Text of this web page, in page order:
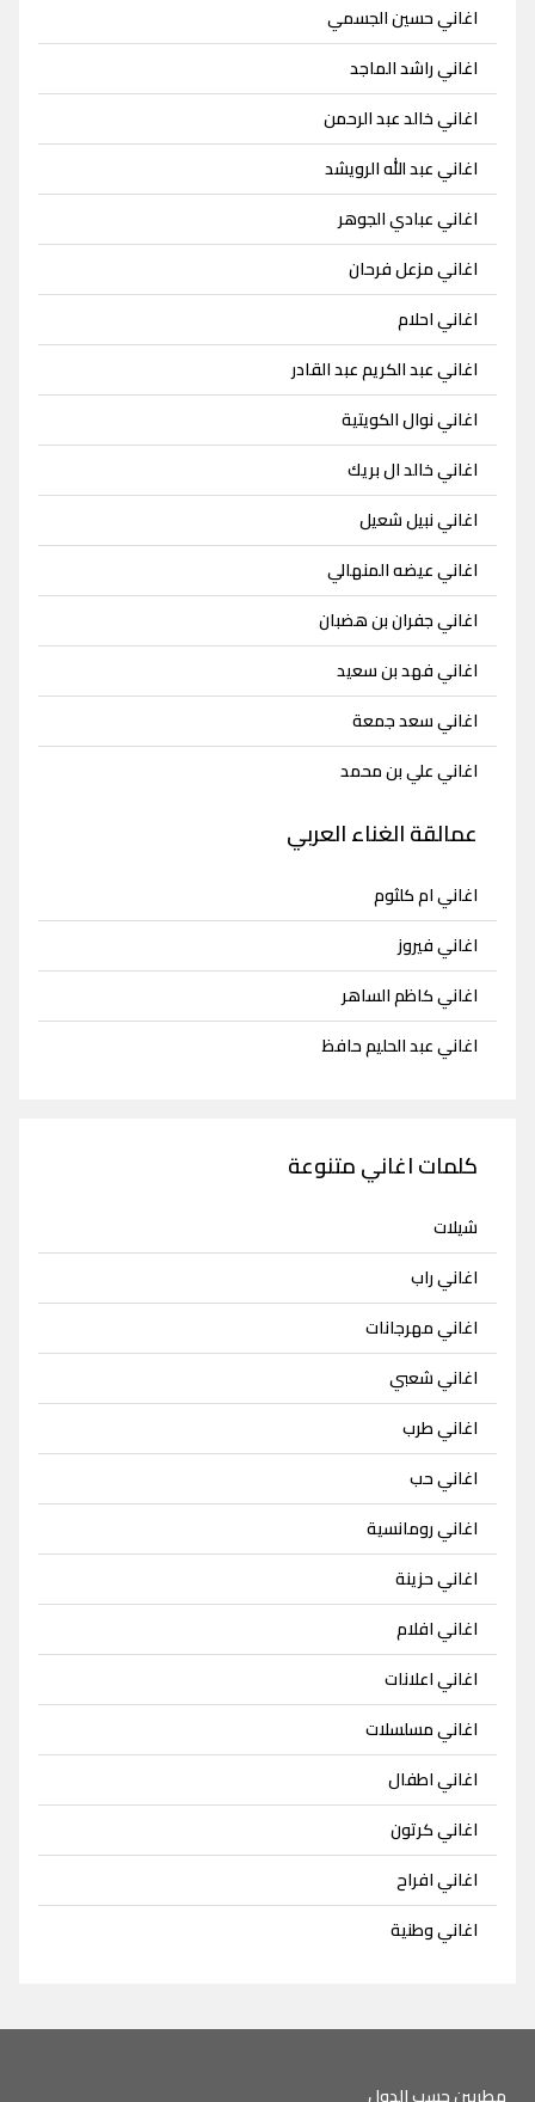
اغاني حسين الجسمي
اغاني راشد الماجد
اغاني خالد عبد الرحمن
اغاني عبد الله الرويشد
اغاني عبادي الجوهر
اغاني مزعل فرحان
اغاني احلام
اغاني عبد الكريم عبد القادر
اغاني نوال الكويتية
اغاني خالد ال بريك
اغاني نبيل شعيل
اغاني عيضه المنهالي
اغاني جفران بن هضبان
اغاني فهد بن سعيد
اغاني سعد جمعة
اغاني علي بن محمد
عمالقة الغناء العربي
اغاني ام كلثوم
اغاني فيروز
اغاني كاظم الساهر
اغاني عبد الحليم حافظ
كلمات اغاني متنوعة
شيلات
اغاني راب
اغاني مهرجانات
اغاني شعبي
اغاني طرب
اغاني حب
اغاني رومانسية
اغاني حزينة
اغاني افلام
اغاني اعلانات
اغاني مسلسلات
اغاني اطفال
اغاني كرتون
اغاني افراح
اغاني وطنية